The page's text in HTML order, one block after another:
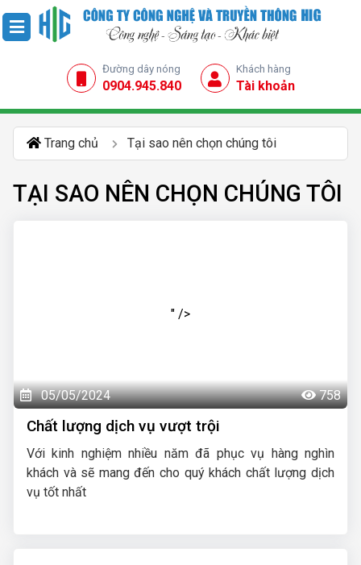
Đường dây nóng
0904.945.840
Khách hàng
Tài khoản
Trang chủ Tại sao nên chọn chúng tôi
TẠI SAO NÊN CHỌN CHÚNG TÔI
" />
05/05/2024 758
Chất lượng dịch vụ vượt trội
Với kinh nghiệm nhiều năm đã phục vụ hàng nghìn
khách và sẽ mang đến cho quý khách chất lượng dịch
vụ tốt nhất